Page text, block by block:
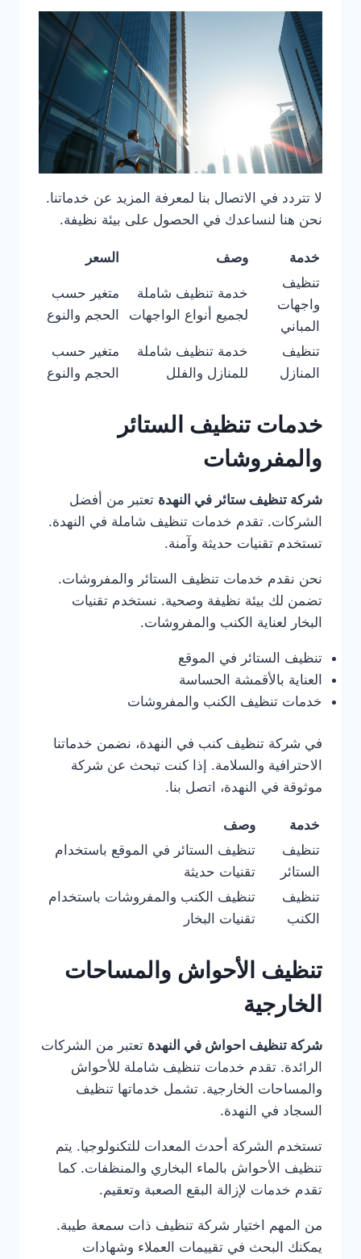
لا تتردد في الاتصال بنا لمعرفة المزيد عن خدماتنا.
نحن هنا لنساعدك في الحصول على بيئة نظيفة.
خدمة وصف
السعر
تنظيف
واجهات
المباني
خدمة تنظيف شاملة
لجميع أنواع الواجهات
متغير حسب
الحجم والنوع
تنظيف
المنازل
خدمة تنظيف شاملة
للمنازل والفلل
متغير حسب
الحجم والنوع
خدمات تنظيف الستائر
والمفروشات
شركة تنظيف ستائر في النهدة تعتبر من أفضل
الشركات. تقدم خدمات تنظيف شاملة في النهدة.
تستخدم تقنيات حديثة وآمنة.
نحن نقدم خدمات تنظيف الستائر والمفروشات.
تضمن لك بيئة نظيفة وصحية. نستخدم تقنيات
البخار لعناية الكنب والمفروشات.
تنظيف الستائر في الموقع
العناية بالأقمشة الحساسة
خدمات تنظيف الكنب والمفروشات
في شركة تنظيف كنب في النهدة، نضمن خدماتنا
الاحترافية والسلامة. إذا كنت تبحث عن شركة
موثوقة في النهدة، اتصل بنا.
خدمة
وصف
تنظيف
الستائر
تنظيف الستائر في الموقع باستخدام
تقنيات حديثة
تنظيف
الكنب
تنظيف الكنب والمفروشات باستخدام
تقنيات البخار
تنظيف الأحواش والمساحات
الخارجية
شركة تنظيف احواش في النهدة تعتبر من الشركات
الرائدة. تقدم خدمات تنظيف شاملة للأحواش
والمساحات الخارجية. تشمل خدماتها تنظيف
السجاد في النهدة.
تستخدم الشركة أحدث المعدات للتكنولوجيا. يتم
تنظيف الأحواش بالماء البخاري والمنظفات. كما
تقدم خدمات لإزالة البقع الصعبة وتعقيم.
من المهم اختيار شركة تنظيف ذات سمعة طيبة.
يمكنك البحث في تقييمات العملاء وشهادات